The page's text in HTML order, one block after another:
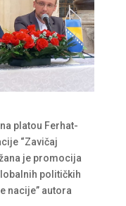
platou Ferhat-
“Zavičaj
je promocija
političkih
nacije” autora